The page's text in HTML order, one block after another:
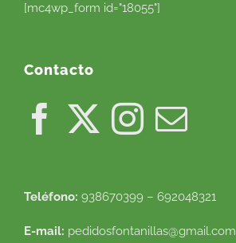
[mc4wp_form id="18055"]
Contacto
Teléfono: 938670399 – 692048321
E-mail: pedidosfontanillas@gmail.com